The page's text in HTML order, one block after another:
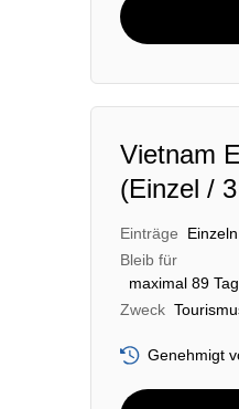
Vietnam
(Einzel /
Einträge
Einzeln
Bleib für
maximal 89
Zweck
Genehmigt